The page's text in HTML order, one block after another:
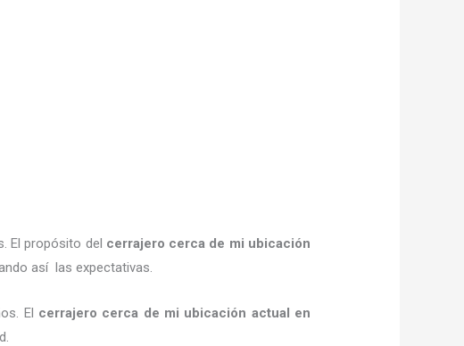
El propósito del cerrajero cerca de mi ubicación
así las expectativas.
El cerrajero cerca de mi ubicación actual en